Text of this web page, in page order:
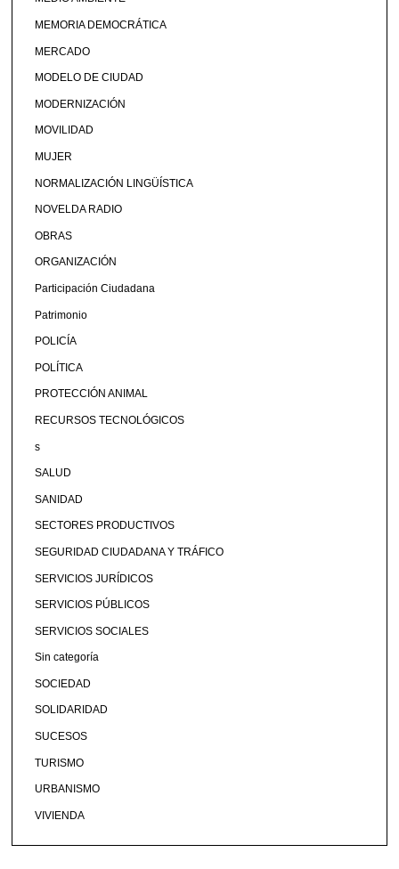
MEMORIA DEMOCRÁTICA
MERCADO
MODELO DE CIUDAD
MODERNIZACIÓN
MOVILIDAD
MUJER
NORMALIZACIÓN LINGÜÍSTICA
NOVELDA RADIO
OBRAS
ORGANIZACIÓN
Participación Ciudadana
Patrimonio
POLICÍA
POLÍTICA
PROTECCIÓN ANIMAL
RECURSOS TECNOLÓGICOS
s
SALUD
SANIDAD
SECTORES PRODUCTIVOS
SEGURIDAD CIUDADANA Y TRÁFICO
SERVICIOS JURÍDICOS
SERVICIOS PÚBLICOS
SERVICIOS SOCIALES
Sin categoría
SOCIEDAD
SOLIDARIDAD
SUCESOS
TURISMO
URBANISMO
VIVIENDA